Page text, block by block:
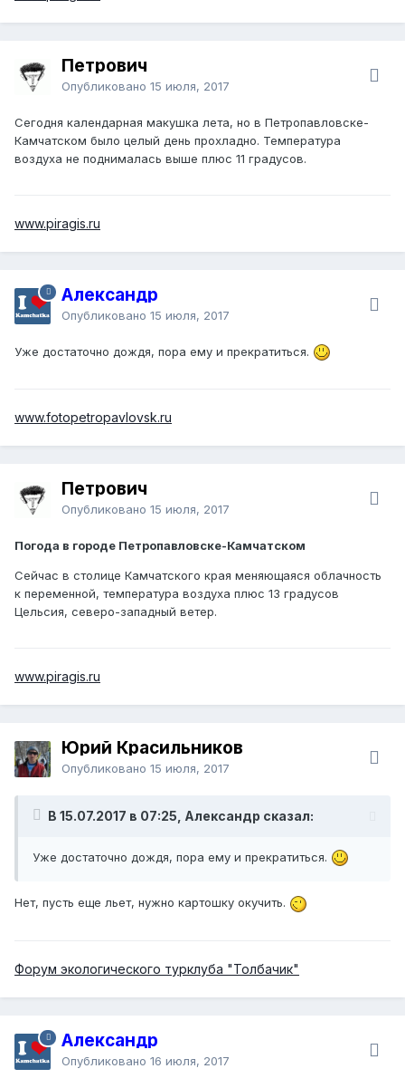
Петрович
Опубликовано 15 июля, 2017
Сегодня календарная макушка лета, но в Петропавловске-
Камчатском было целый день прохладно. Температура
воздуха не поднималась выше плюс 11 градусов.
www.piragis.ru
Александр
Опубликовано 15 июля, 2017
Уже достаточно дождя, пора ему и прекратиться.
www.fotopetropavlovsk.ru
Петрович
Опубликовано 15 июля, 2017
Погода в городе Петропавловске-Камчатском
Сейчас в столице Камчатского края меняющаяся облачность
к переменной, температура воздуха плюс 13 градусов
Цельсия, северо-западный ветер.
www.piragis.ru
Юрий Красильников
Опубликовано 15 июля, 2017
В 15.07.2017 в 07:25, Александр сказал:
Уже достаточно дождя, пора ему и прекратиться.
Нет, пусть еще льет, нужно картошку окучить.
Форум экологического турклуба "Толбачик"
Александр
Опубликовано 16 июля, 2017